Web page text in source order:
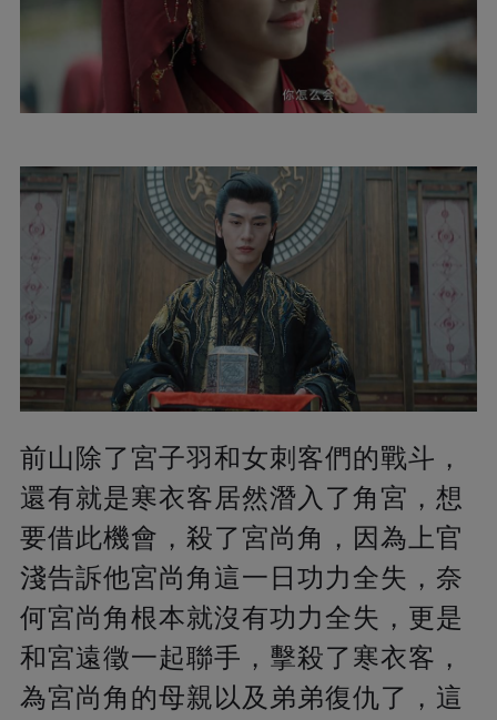
前山除了宮子羽和女刺客們的戰斗，
還有就是寒衣客居然潛入了角宮，想
要借此機會，殺了宮尚角，因為上官
淺告訴他宮尚角這一日功力全失，奈
何宮尚角根本就沒有功力全失，更是
和宮遠徵一起聯手，擊殺了寒衣客，
為宮尚角的母親以及弟弟復仇了，這